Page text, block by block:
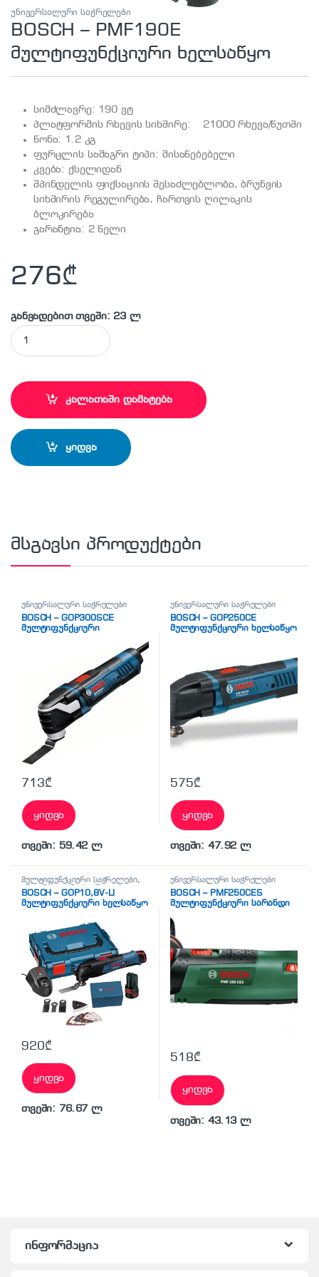
უნივერსალური საჭრელები
BOSCH – PMF190E
მულტიფუნქციური ხელსაწყო
სიმძლავრე: 190 ვტ
პლატფორმის რხევის სიხშირე: 21000 რხევა/წუთში
წონა: 1.2 კგ
ფურცლის სამაგრი ტიპი: მისაწებებელი
კვება: ქსელიდან
შპინდელის ფიქსაციის შესაძლებლობა, ბრუნვის
სიხშირის რეგულირება, ჩართვის ღილაკის
ბლოკირება
გარანტია: 2 წელი
276₾
განვადებით თვეში: 23 ლ
BOSCH - PMF190E მულტიფუნქციური ხელსაწყო quantity
კალათაში დამატება
ყიდვა
მსგავსი პროდუქტები
უნივერსალური საჭრელები
BOSCH – GOP300SCE
მულტიფუნქციური
საშვალებით სხვადასხვა
ტიპის სამუშაოების შეს
713₾
ყიდვა
თვეში: 59.42 ლ
უნივერსალური საჭრელები
BOSCH – GOP250CE
მულტიფუნქციური ხელსაწყო
575₾
ყიდვა
თვეში: 47.92 ლ
მულტიფუნქციური საჭრელები,
უნივერსალური საჭრელები
BOSCH – GOP10,8V-LI
მულტიფუნქციური ხელსაწყო
920₾
ყიდვა
თვეში: 76.67 ლ
უნივერსალური საჭრელები
BOSCH – PMF250CES
მულტიფუნქციური სარანდი
518₾
ყიდვა
თვეში: 43.13 ლ
ინფორმაცია